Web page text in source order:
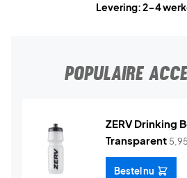
Levering: 2-4
POPULAIRE
ZERV Drinking
Transparent 5,95
Bestel nu